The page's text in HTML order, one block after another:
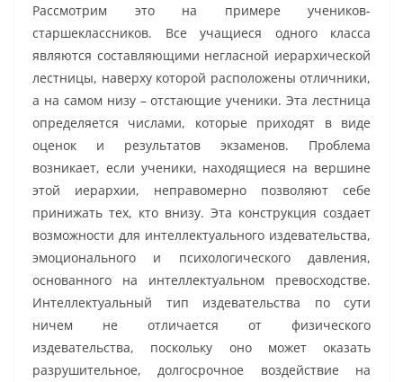
Рассмотрим это на примере учеников-
старшеклассников. Все учащиеся одного класса
являются составляющими негласной иерархической
лестницы, наверху которой расположены отличники,
а на самом низу – отстающие ученики. Эта лестница
определяется числами, которые приходят в виде
оценок и результатов экзаменов. Проблема
возникает, если ученики, находящиеся на вершине
этой иерархии, неправомерно позволяют себе
принижать тех, кто внизу. Эта конструкция создает
возможности для интеллектуального издевательства,
эмоционального и психологического давления,
основанного на интеллектуальном превосходстве.
Интеллектуальный тип издевательства по сути
ничем не отличается от физического
издевательства, поскольку оно может оказать
разрушительное, долгосрочное воздействие на